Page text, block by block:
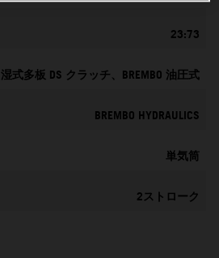
23:73
湿式多板 DS クラッチ、BREMBO 油圧式
BREMBO HYDRAULICS
単気筒
2ストローク